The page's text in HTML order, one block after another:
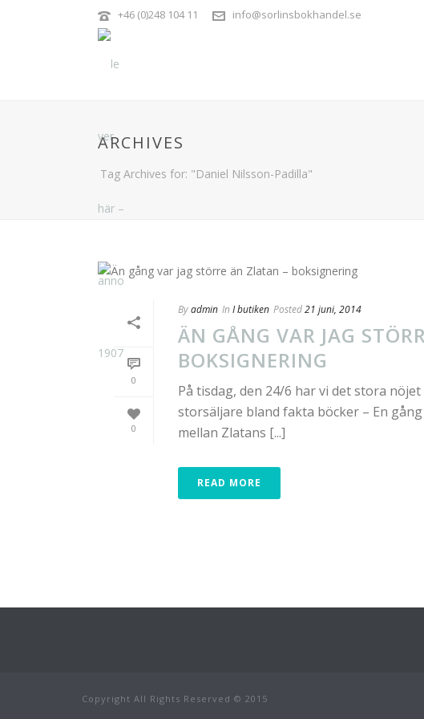
+46 (0)248 104 11 info@sorlinsbokhandel.se
ARCHIVES
Tag Archives for: "Daniel Nilsson-Padilla"
0
0
Byadmin In I butiken Posted21 juni, 2014
ÄN GÅNG VAR JAG
BOKSIGNERING
På tisdag, den 24/6 har vi det stora
storsäljare bland fakta böcker – En
mellan Zlatans [...]
READ MORE
Copyright All Rights Reserved © 2015